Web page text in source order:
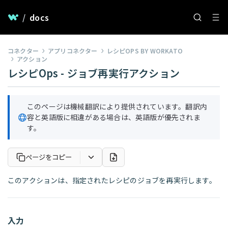
/ docs
コネクター アプリコネクター
レシピOPS BY WORKATO
アクション
レシピOps - ジョブ再実行アクション
このページは機械翻訳により提供されています。翻訳内
容と英語版に相違がある場合は、英語版が優先されま
す。
ページをコピー
このアクションは、指定されたレシピのジョブを再実行します。
入力